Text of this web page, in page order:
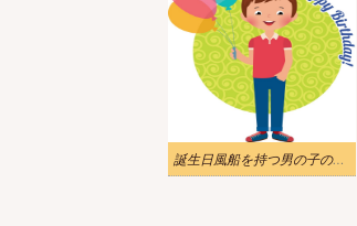
誕生日風船を持つ男の子のイラスト